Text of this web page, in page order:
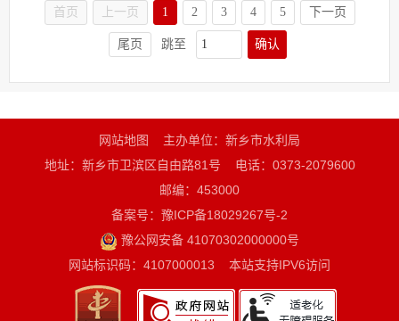
首页 上一页 1 2 3 4 5 下一页
尾页 跳至 确认
网站地图
主办单位：新乡市水利局
地址：新乡市卫滨区自由路81号
电话：0373-2079600
邮编：453000
备案号：豫ICP备18029267号-2
豫公网安备 41070302000000号
网站标识码：4107000013
本站支持IPV6访问